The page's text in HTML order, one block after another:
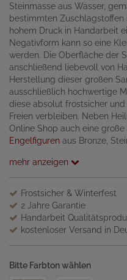
Steinmasse aus Wasser,
bestimmten
hohem Druck in Handarbeit
Negativform kann so eine
werden. Die Oberfläche der
anschließend liebevoll von
Herstellung dieser großen
ausschließlich hochwertige
diese absolut frostsicher
Freien verbleiben. Neben
Online Shop auch eine große
Engelfiguren aus Bronze,
mehr anzeigen
Frostsicher & Winterfest
2 Jahre Garantie
Handarbeit
kostenloser Versand in
Bitte Farbton wählen